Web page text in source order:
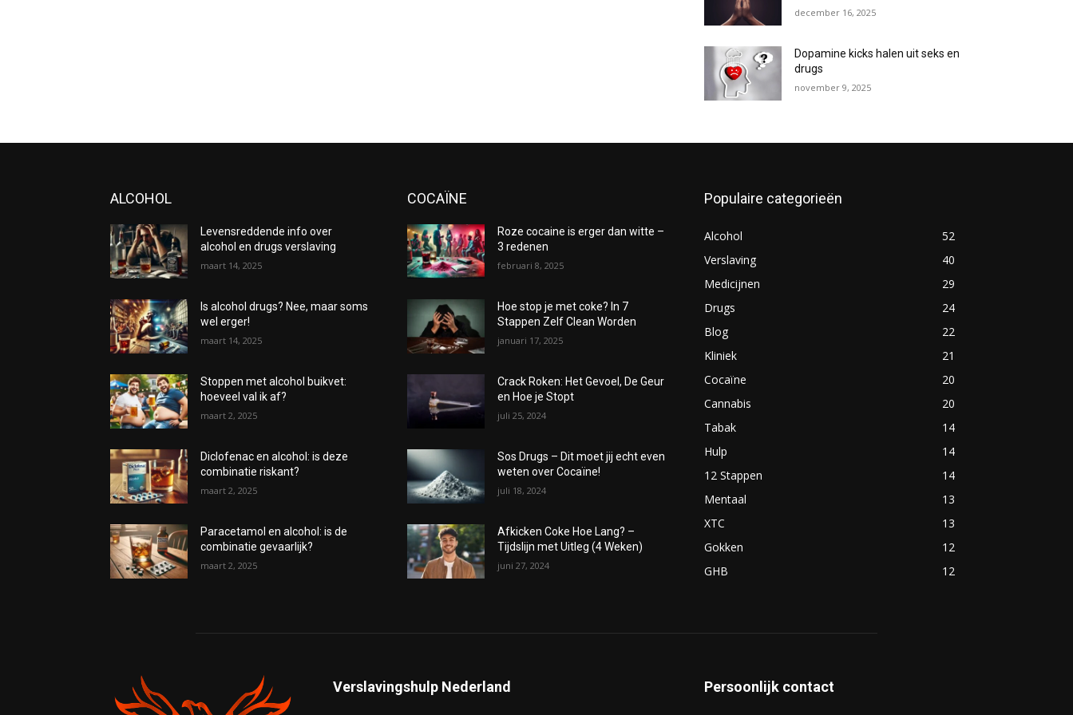
december 16, 2025
Dopamine kicks halen uit seks en
drugs
november 9, 2025
ALCOHOL
Levensreddende info over
alcohol en drugs verslaving
maart 14, 2025
Is alcohol drugs? Nee, maar soms
wel erger!
maart 14, 2025
Stoppen met alcohol buikvet:
hoeveel val ik af?
maart 2, 2025
Diclofenac en alcohol: is deze
combinatie riskant?
maart 2, 2025
Paracetamol en alcohol: is de
combinatie gevaarlijk?
maart 2, 2025
COCAÏNE
Roze cocaine is erger dan witte –
3 redenen
februari 8, 2025
Hoe stop je met coke? In 7
Stappen Zelf Clean Worden
januari 17, 2025
Crack Roken: Het Gevoel, De Geur
en Hoe je Stopt
juli 25, 2024
Sos Drugs – Dit moet jij echt even
weten over Cocaïne!
juli 18, 2024
Afkicken Coke Hoe Lang? –
Tijdslijn met Uitleg (4 Weken)
juni 27, 2024
Populaire categorieën
Alcohol
52
Verslaving
40
Medicijnen
29
Drugs
24
Blog
22
Kliniek
21
Cocaïne
20
Cannabis
20
Tabak
14
Hulp
14
12 Stappen
14
Mentaal
13
XTC
13
Gokken
12
GHB
12
Verslavingshulp Nederland Persoonlijk contact